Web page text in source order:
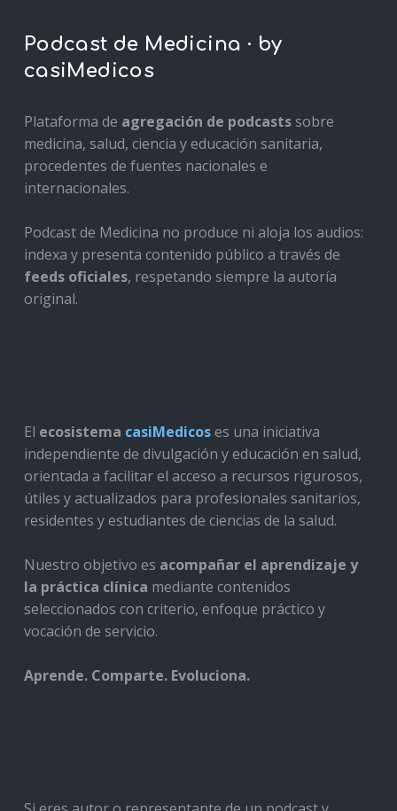
Podcast de Medicina · by
casiMedicos
Plataforma de agregación de podcastssobre
medicina, salud, ciencia y educación sanitaria,
procedentes de fuentes nacionales e
internacionales.
Podcast de Medicina no produce ni aloja los audios:
indexa y presenta contenido público a través de
feeds oficiales, respetando siempre la autoría
original.
El ecosistema casiMedicoses una iniciativa
independiente de divulgación y educación en salud,
orientada a facilitar el acceso a recursos rigurosos,
útiles y actualizados para profesionales sanitarios,
residentes y estudiantes de ciencias de la salud.
Nuestro objetivo es acompañar el aprendizaje y
la práctica clínica mediante contenidos
seleccionados con criterio, enfoque práctico y
vocación de servicio.
Aprende. Comparte. Evoluciona.